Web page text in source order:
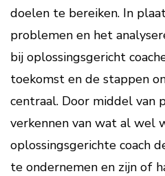
doelen te bereiken. In
problemen en het
bij oplossingsgericht
toekomst en de stappen
centraal. Door middel van
verkennen van wat al wel
oplossingsgerichte coach
te ondernemen en zijn of